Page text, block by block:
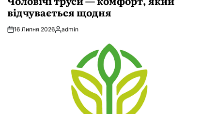
відчувається щодня
16 Липня 2026Опубліковано
admin